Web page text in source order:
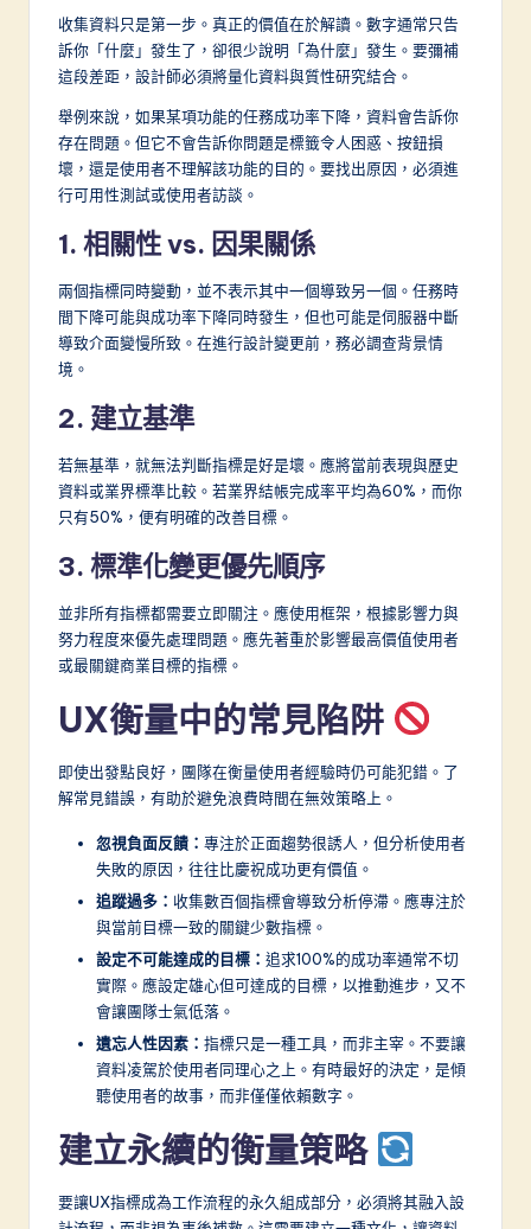
收集資料只是第一步。真正的價值在於解讀。數字通常只告
訴你「什麼」發生了，卻很少說明「為什麼」發生。要彌補
這段差距，設計師必須將量化資料與質性研究結合。
舉例來說，如果某項功能的任務成功率下降，資料會告訴你
存在問題。但它不會告訴你問題是標籤令人困惑、按鈕損
壞，還是使用者不理解該功能的目的。要找出原因，必須進
行可用性測試或使用者訪談。
1. 相關性 vs. 因果關係
兩個指標同時變動，並不表示其中一個導致另一個。任務時
間下降可能與成功率下降同時發生，但也可能是伺服器中斷
導致介面變慢所致。在進行設計變更前，務必調查背景情
境。
2. 建立基準
若無基準，就無法判斷指標是好是壞。應將當前表現與歷史
資料或業界標準比較。若業界結帳完成率平均為60%，而你
只有50%，便有明確的改善目標。
3. 標準化變更優先順序
並非所有指標都需要立即關注。應使用框架，根據影響力與
努力程度來優先處理問題。應先著重於影響最高價值使用者
或最關鍵商業目標的指標。
UX衡量中的常見陷阱
即使出發點良好，團隊在衡量使用者經驗時仍可能犯錯。了
解常見錯誤，有助於避免浪費時間在無效策略上。
忽視負面反饋： 專注於正面趨勢很誘人，但分析使用者
失敗的原因，往往比慶祝成功更有價值。
追蹤過多： 收集數百個指標會導致分析停滯。應專注於
與當前目標一致的關鍵少數指標。
設定不可能達成的目標： 追求100%的成功率通常不切
實際。應設定雄心但可達成的目標，以推動進步，又不
會讓團隊士氣低落。
遺忘人性因素： 指標只是一種工具，而非主宰。不要讓
資料凌駕於使用者同理心之上。有時最好的決定，是傾
聽使用者的故事，而非僅僅依賴數字。
建立永續的衡量策略
要讓UX指標成為工作流程的永久組成部分，必須將其融入設